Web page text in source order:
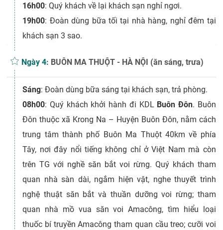
16h00: Quý khách về lại khách sạn nghỉ ngơi.
19h00: Đoàn dùng bữa tối tại nhà hàng, nghỉ đêm tại
khách sạn 3 sao.
Ngày 4: BUÔN MA THUỘT - HÀ NỘI (ăn sáng, trưa)
Sáng: Đoàn dùng bữa sáng tại khách sạn, trả phòng.
08h00: Quý khách khởi hành đi KDL Buôn Đôn. Buôn
Đôn thuộc xã Krong Na – Huyện Buôn Đôn, nằm cách
trung tâm thành phố Buôn Ma Thuột 40km về phía
Tây, nơi đây nổi tiếng không chỉ ở Việt Nam mà còn
trên TG với nghề săn bắt voi rừng. Quý khách tham
quan nhà sàn dài, ngắm hiện vật, nghe thuyết trình
nghệ thuật săn bắt và thuần dưỡng voi rừng; tham
quan nhà mồ vua săn voi Amacông, tìm hiểu loại
thuốc bí truyền Amacông tham quan cầu treo; cưỡi voi